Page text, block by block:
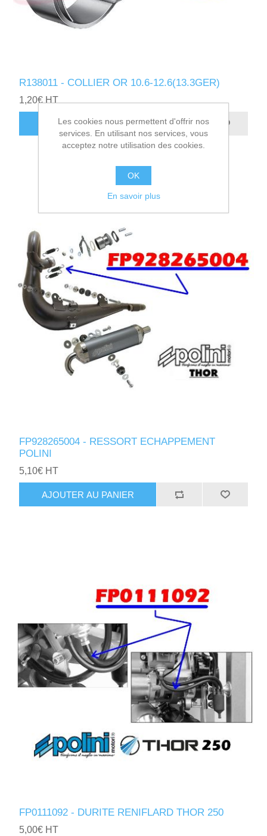
R138011 - COLLIER OR 10.6-12.6(13.3GER)
1,20€ HT
AJOUTER AU PANIER
FP928265004 - RESSORT ECHAPPEMENT
POLINI
5,10€ HT
AJOUTER AU PANIER
FP0111092 - DURITE RENIFLARD THOR 250
5,00€ HT
Les cookies nous permettent d'offrir nos
services. En utilisant nos services, vous
acceptez notre utilisation des cookies.
OK
En savoir plus